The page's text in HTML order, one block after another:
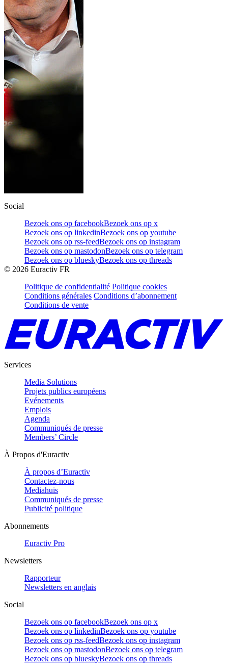
Social
Bezoek ons op facebookBezoek ons op x
Bezoek ons op linkedinBezoek ons op youtube
Bezoek ons op rss-feedBezoek ons op instagram
Bezoek ons op mastodonBezoek ons op telegram
Bezoek ons op blueskyBezoek ons op threads
© 2026 Euractiv FR
Politique de confidentialité Politique cookies
Conditions générales Conditions d’abonnement
Conditions de vente
Services
Media Solutions
Projets publics européens
Evénements
Emplois
Agenda
Communiqués de presse
Members’ Circle
À Propos d'Euractiv
À propos d’Euractiv
Contactez-nous
Mediahuis
Communiqués de presse
Publicité politique
Abonnements
Euractiv Pro
Newsletters
Rapporteur
Newsletters en anglais
Social
Bezoek ons op facebookBezoek ons op x
Bezoek ons op linkedinBezoek ons op youtube
Bezoek ons op rss-feedBezoek ons op instagram
Bezoek ons op mastodonBezoek ons op telegram
Bezoek ons op blueskyBezoek ons op threads